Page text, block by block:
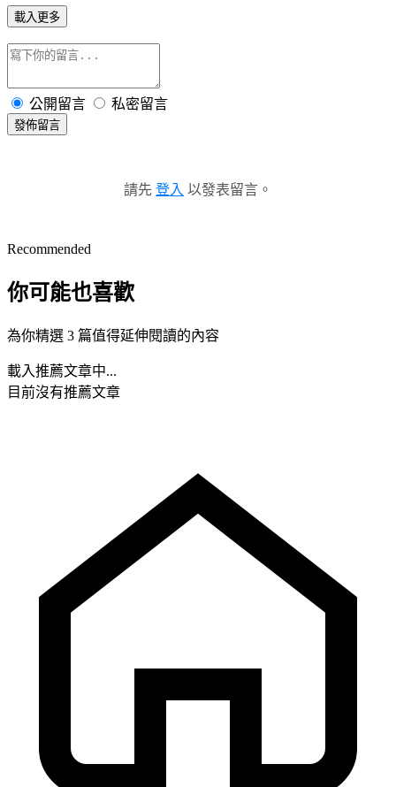
載入更多
公開留言 私密留言
發佈留言
請先 登入 以發表留言。
Recommended
你可能也喜歡
為你精選 3 篇值得延伸閱讀的內容
載入推薦文章中...
目前沒有推薦文章